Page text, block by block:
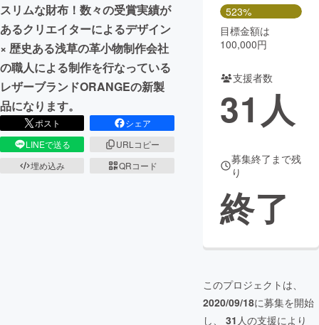
CAMPFIRE for Social Good
CAMPFIRE Creation
CAMPFIREふるさと納税machi-ya コミュニティ
スリムな財布！数々の受賞実績が
あるクリエイターによるデザイン
× 歴史ある浅草の革小物制作会社
の職人による制作を行なっている
レザーブランドORANGEの新製
品になります。
ポスト
シェア
LINEで送る
URLコピー
埋め込み
QRコード
523%
目標金額は
100,000円
支援者数
31 人
募集終了まで残
り
終了
このプロジェクトは、
2020/09/18に募集を開始
し、 31 人の支援により